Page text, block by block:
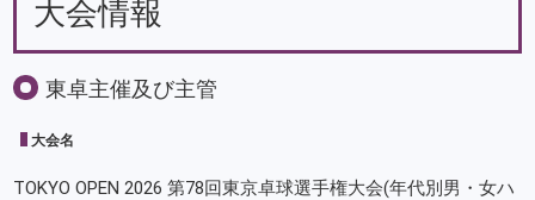
大会情報
東卓主催及び主管
大会名
TOKYO OPEN 2026 第78回東京卓球選手権大会(年代別男・女ハ